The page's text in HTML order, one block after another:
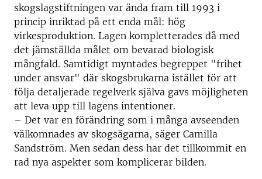
skogslagstiftningen var ända fram till 1993 i
princip inriktad på ett enda mål: hög
virkesproduktion. Lagen kompletterades då med
det jämställda målet om bevarad biologisk
mångfald. Samtidigt myntades begreppet "frihet
under ansvar" där skogsbrukarna istället för att
följa detaljerade regelverk själva gavs möjligheten
att leva upp till lagens intentioner.
– Det var en förändring som i många avseenden
välkomnades av skogsägarna, säger Camilla
Sandström. Men sedan dess har det tillkommit en
rad nya aspekter som komplicerar bilden.